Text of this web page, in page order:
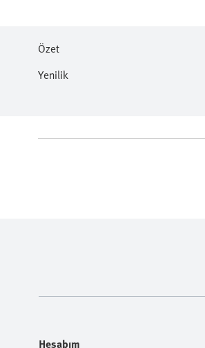
Özet
Yenilik
Hesabım